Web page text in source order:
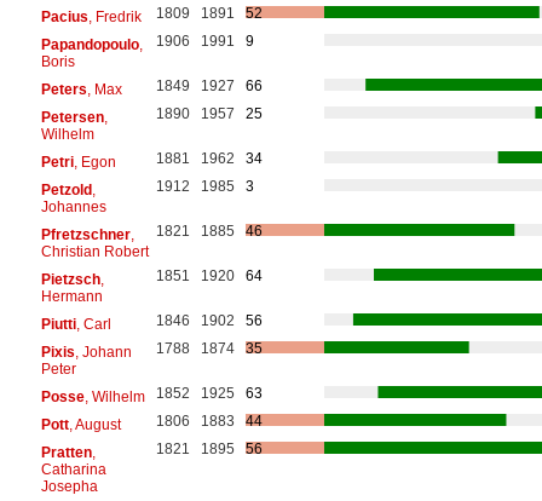
Pacius, Fredrik 1809 1891
52
Papandopoulo,
Boris
1906 1991 9
Peters, Max 1849 1927
66
Petersen,
Wilhelm
1890 1957 25
Petri, Egon 1881 1962
34
Petzold ,
Johannes
1912 1985 3
Pfretzschner,
Christian Robert
1821 1885 46
Pietzsch,
Hermann
1851 1920 64
Piutti, Carl 1846 1902
56
Pixis, Johann
Peter
1788 1874 35
Posse, Wilhelm 1852 1925
63
Pott, August 1806 1883
44
Pratten,
Catharina
Josepha
1821 1895 56